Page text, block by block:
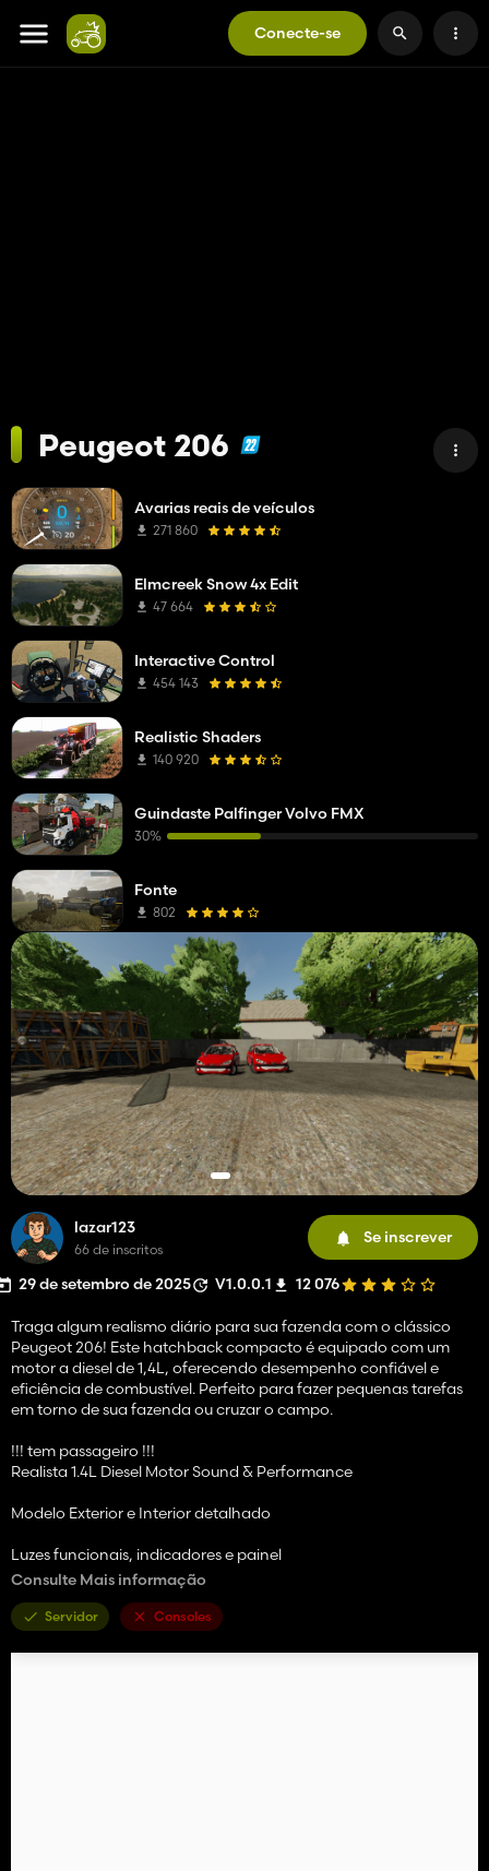
Conecte-se
Peugeot 206
lazar123
66 de inscritos
Se inscrever
29 de setembro de 2025 V1.0.0.1 12 076
Traga algum realismo diário para sua fazenda com o clássico
Peugeot 206! Este hatchback compacto é equipado com um
motor a diesel de 1,4L, oferecendo desempenho confiável e
eficiência de combustível. Perfeito para fazer pequenas tarefas
em torno de sua fazenda ou cruzar o campo.
!!! tem passageiro !!!
Realista 1.4L Diesel Motor Sound & Performance
Modelo Exterior e Interior detalhado
Luzes funcionais, indicadores e painel
Ótimo para roleplay ou uso da fazenda cotidiana
Consulte Mais informação
Servidor Consoles
Avarias reais de veículos
271 860
Elmcreek Snow 4x Edit
47 664
Interactive Control
454 143
Realistic Shaders
140 920
Guindaste Palfinger Volvo FMX
30%
Fonte
802